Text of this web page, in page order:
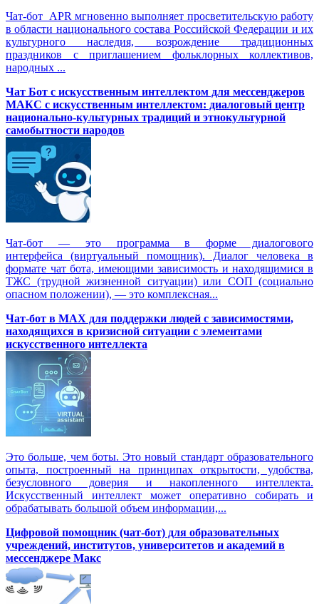
Чат-бот APR мгновенно выполняет просветительскую работу
в области национального состава Российской Федерации и их
культурного наследия, возрождение традиционных
праздников с приглашением фольклорных коллективов,
народных ...
Чат Бот с искусственным интеллектом для мессенджеров
МАКС с искусственным интеллектом: диалоговый центр
национально-культурных традиций и этнокультурной
самобытности народов
Чат-бот — это программа в форме диалогового
интерфейса (виртуальный помощник). Диалог человека в
формате чат бота, имеющими зависимость и находящимися в
ТЖС (трудной жизненной ситуации) или СОП (социально
опасном положении), — это комплексная...
Чат-бот в MAX для поддержки людей с зависимостями,
находящихся в кризисной ситуации с элементами
искусственного интеллекта
Это больше, чем боты. Это новый стандарт образовательного
опыта, построенный на принципах открытости, удобства,
безусловного доверия и накопленного интеллекта.
Искусственный интеллект может оперативно собирать и
обрабатывать большой объем информации,...
Цифровой помощник (чат-бот) для образовательных
учреждений, институтов, университетов и академий в
мессенджере Макс